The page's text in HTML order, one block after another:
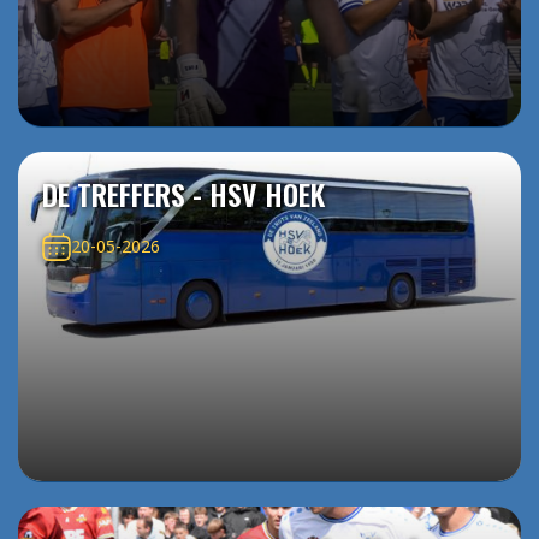
DE TREFFERS - HSV HOEK
20-05-2026